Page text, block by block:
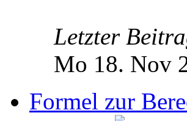
Letzter
Mo 18. Nov
Formel zur